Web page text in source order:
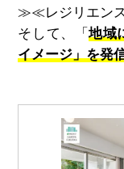
≫≪レジリエン
そして、「地域
イメージ」を発